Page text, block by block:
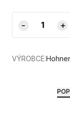
- +
VÝROBCE:Hohner